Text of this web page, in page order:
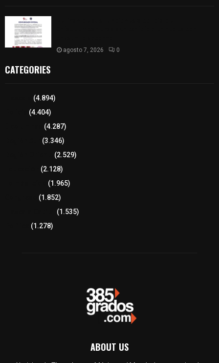
agosto 7, 2026 0
CATEGORIES
(4.894)
(4.404)
(4.287)
(3.346)
(2.529)
(2.128)
(1.965)
(1.852)
(1.535)
(1.278)
ABOUT US